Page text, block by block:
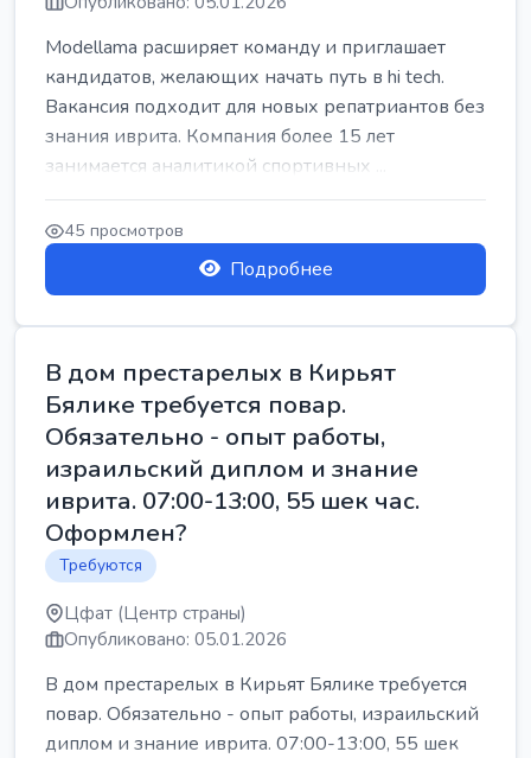
Modellama расширяет команду и приглашает
кандидатов, желающих начать путь в hi tech.
Вакансия подходит для новых репатриантов без
знания иврита. Компания более 15 лет
занимается аналитикой спортивных ...
45 просмотров
Подробнее
В дом престарелых в Кирьят
Бялике требуется повар.
Обязательно - опыт работы,
израильский диплом и знание
иврита. 07:00-13:00, 55 шек час.
Оформлен?
Требуются
Цфат (Центр страны)
Опубликовано: 05.01.2026
В дом престарелых в Кирьят Бялике требуется
повар. Обязательно - опыт работы, израильский
диплом и знание иврита. 07:00-13:00, 55 шек